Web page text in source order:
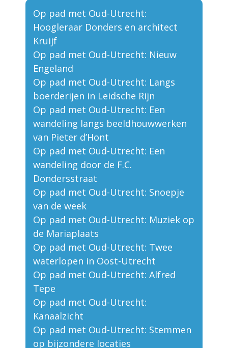
Op pad met Oud-Utrecht:
Hoogleraar Donders en architect
Kruijf
Op pad met Oud-Utrecht: Nieuw
Engeland
Op pad met Oud-Utrecht: Langs
boerderijen in Leidsche Rijn
Op pad met Oud-Utrecht: Een
wandeling langs beeldhouwwerken
van Pieter d’Hont
Op pad met Oud-Utrecht: Een
wandeling door de F.C.
Dondersstraat
Op pad met Oud-Utrecht: Snoepje
van de week
Op pad met Oud-Utrecht: Muziek op
de Mariaplaats
Op pad met Oud-Utrecht: Twee
waterlopen in Oost-Utrecht
Op pad met Oud-Utrecht: Alfred
Tepe
Op pad met Oud-Utrecht:
Kanaalzicht
Op pad met Oud-Utrecht: Stemmen
op bijzondere locaties